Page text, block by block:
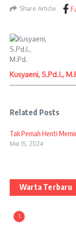
Share Article
Kusyaeni, S.Pd.I.,
Related Posts
Tak Pernah Henti
Mei 15, 2024
Warta Terbaru
1